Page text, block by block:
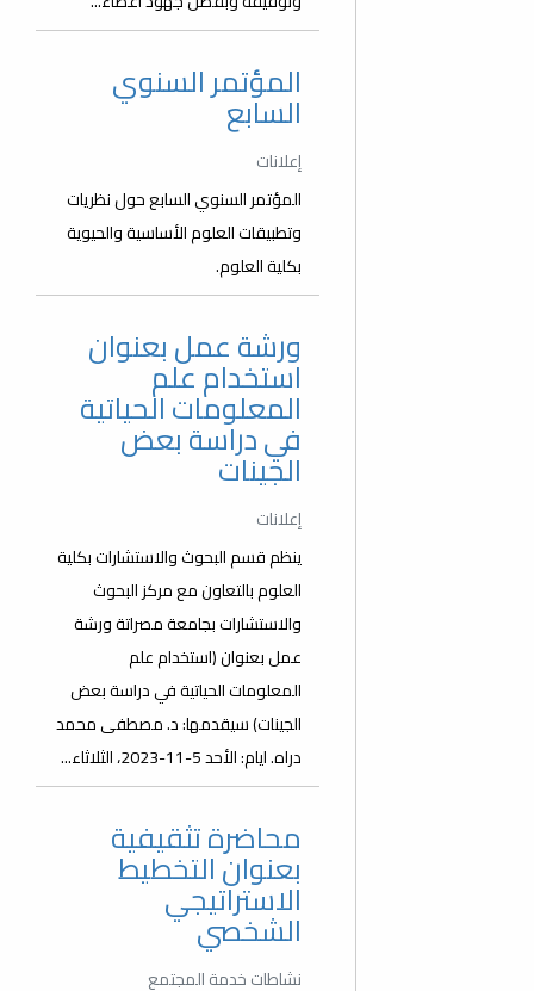
المؤتمر السنوي السابع حول نظريات
وتطبيقات العلوم الأساسية والحيوية
ينظم قسم البحوث والاستشارات بكلية
المعلومات الحياتية في دراسة بعض
الجينات) سيقدمها: د. مصطفى محمد